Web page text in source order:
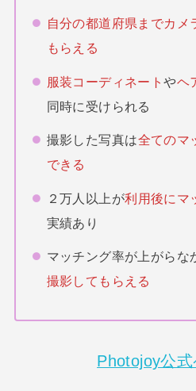
自分の都道府県までカメ
もらえる
服装コーディネートやヘ
同時に受けられる
撮影した写真は全てのマ
できる
２万人以上が利用後にマ
実績あり
マッチング率が上がらな
撮影してもらえる
Photojoy公